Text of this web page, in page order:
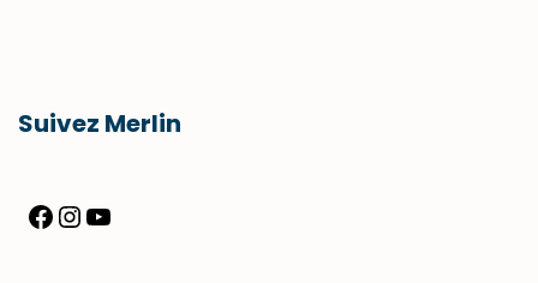
Suivez Merlin